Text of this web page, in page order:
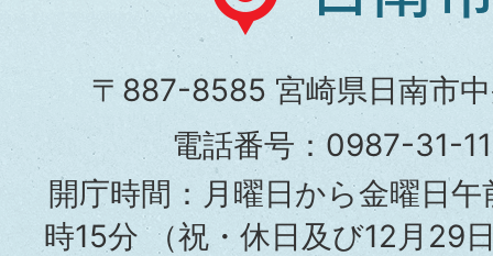
南
市
役
所
〒887-8585 宮崎県日南市
電話番号：0987-31-
開庁時間：月曜日から金曜日
時15分（祝・休日及び12月29